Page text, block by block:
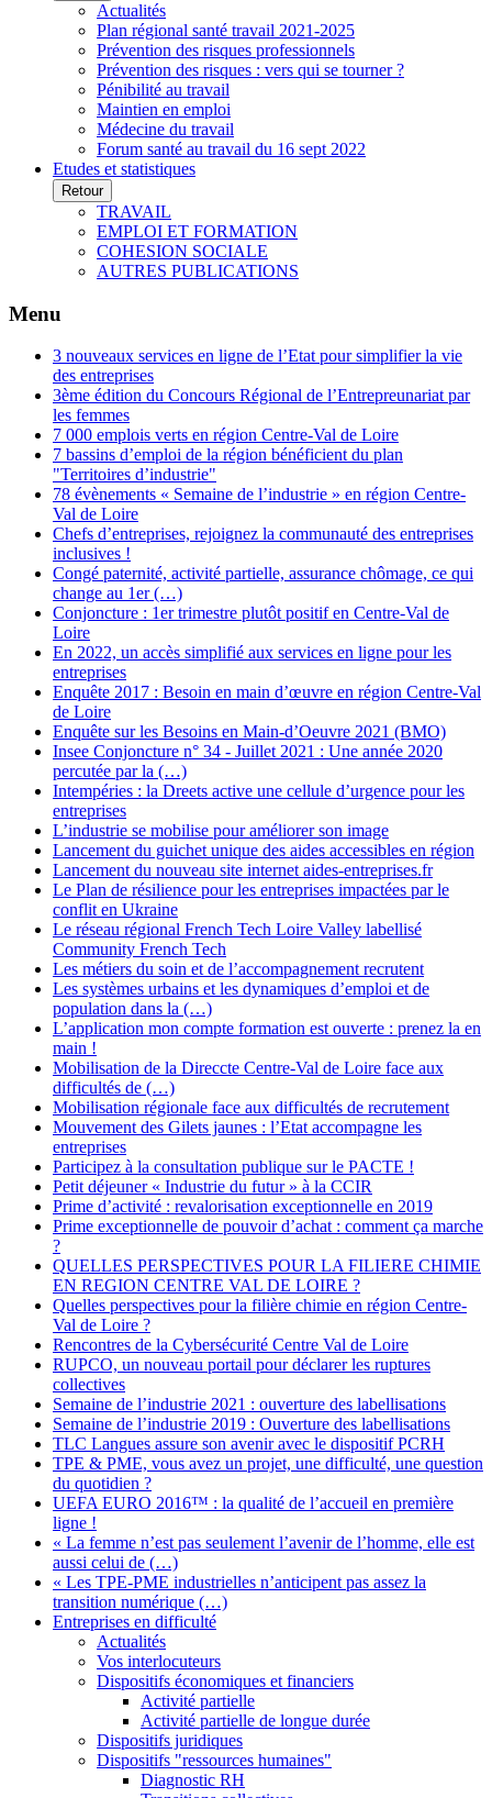
Actualités
Plan régional santé travail 2021-2025
Prévention des risques professionnels
Prévention des risques : vers qui se tourner ?
Pénibilité au travail
Maintien en emploi
Médecine du travail
Forum santé au travail du 16 sept 2022
Etudes et statistiques
Retour
TRAVAIL
EMPLOI ET FORMATION
COHESION SOCIALE
AUTRES PUBLICATIONS
Menu
3 nouveaux services en ligne de l’Etat pour simplifier la vie
des entreprises
3ème édition du Concours Régional de l’Entrepreunariat par
les femmes
7 000 emplois verts en région Centre-Val de Loire
7 bassins d’emploi de la région bénéficient du plan
"Territoires d’industrie"
78 évènements « Semaine de l’industrie » en région Centre-
Val de Loire
Chefs d’entreprises, rejoignez la communauté des entreprises
inclusives !
Congé paternité, activité partielle, assurance chômage, ce qui
change au 1er (…)
Conjoncture : 1er trimestre plutôt positif en Centre-Val de
Loire
En 2022, un accès simplifié aux services en ligne pour les
entreprises
Enquête 2017 : Besoin en main d’œuvre en région Centre-Val
de Loire
Enquête sur les Besoins en Main-d’Oeuvre 2021 (BMO)
Insee Conjoncture n° 34 - Juillet 2021 : Une année 2020
percutée par la (…)
Intempéries : la Dreets active une cellule d’urgence pour les
entreprises
L’industrie se mobilise pour améliorer son image
Lancement du guichet unique des aides accessibles en région
Lancement du nouveau site internet aides-entreprises.fr
Le Plan de résilience pour les entreprises impactées par le
conflit en Ukraine
Le réseau régional French Tech Loire Valley labellisé
Community French Tech
Les métiers du soin et de l’accompagnement recrutent
Les systèmes urbains et les dynamiques d’emploi et de
population dans la (…)
L’application mon compte formation est ouverte : prenez la en
main !
Mobilisation de la Direccte Centre-Val de Loire face aux
difficultés de (…)
Mobilisation régionale face aux difficultés de recrutement
Mouvement des Gilets jaunes : l’Etat accompagne les
entreprises
Participez à la consultation publique sur le PACTE !
Petit déjeuner « Industrie du futur » à la CCIR
Prime d’activité : revalorisation exceptionnelle en 2019
Prime exceptionnelle de pouvoir d’achat : comment ça marche
?
QUELLES PERSPECTIVES POUR LA FILIERE CHIMIE
EN REGION CENTRE VAL DE LOIRE ?
Quelles perspectives pour la filière chimie en région Centre-
Val de Loire ?
Rencontres de la Cybersécurité Centre Val de Loire
RUPCO, un nouveau portail pour déclarer les ruptures
collectives
Semaine de l’industrie 2021 : ouverture des labellisations
Semaine de l’industrie 2019 : Ouverture des labellisations
TLC Langues assure son avenir avec le dispositif PCRH
TPE & PME, vous avez un projet, une difficulté, une question
du quotidien ?
UEFA EURO 2016™ : la qualité de l’accueil en première
ligne !
« La femme n’est pas seulement l’avenir de l’homme, elle est
aussi celui de (…)
« Les TPE-PME industrielles n’anticipent pas assez la
transition numérique (…)
Entreprises en difficulté
Actualités
Vos interlocuteurs
Dispositifs économiques et financiers
Activité partielle
Activité partielle de longue durée
Dispositifs juridiques
Dispositifs "ressources humaines"
Diagnostic RH